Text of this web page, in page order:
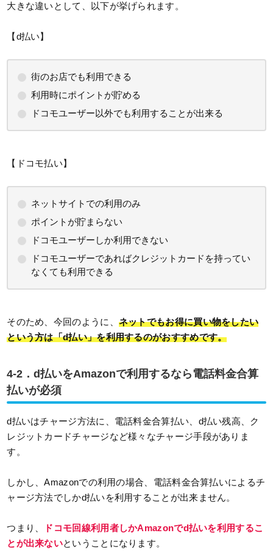
大きな違いとして、以下が挙げられます。
【d払い】
街のお店でも利用できる
利用時にポイントが貯める
ドコモユーザー以外でも利用することが出来る
【ドコモ払い】
ネットサイトでの利用のみ
ポイントが貯まらない
ドコモユーザーしか利用できない
ドコモユーザーであればクレジットカードを持ってい
なくても利用できる
そのため、今回のように、 ネットでもお得に買い物をしたい
という方は「d払い」を利用するのがおすすめです。
4-2．d払いをAmazonで利用するなら電話料金合算
払いが必須
d払いはチャージ方法に、電話料金合算払い、d払い残高、ク
レジットカードチャージなど様々なチャージ手段がありま
す。
しかし、Amazonでの利用の場合、電話料金合算払いによるチ
ャージ方法でしかd払いを利用することが出来ません。
つまり、
ドコモ回線利用者しかAmazonでd払いを利用するこ
とが出来ないということになります。